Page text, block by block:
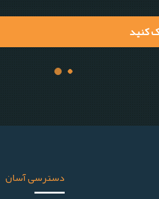
کنید
دسترسی آسان